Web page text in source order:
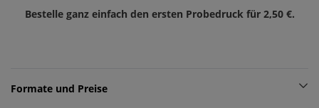
Bestelle ganz einfach den ersten Probedruck für 2,50 €.
Formate und Preise